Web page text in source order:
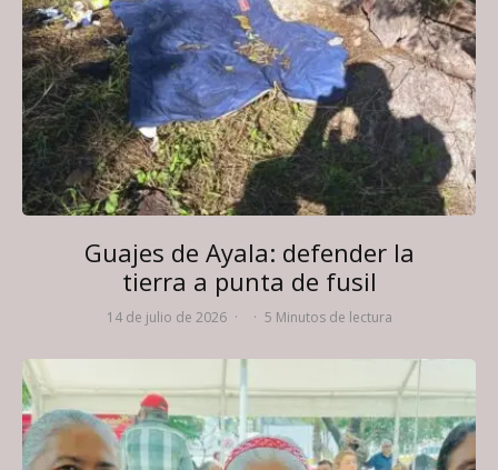
Guajes de Ayala: defender la
tierra a punta de fusil
14 de julio de 2026 · · 5 Minutos de lectura